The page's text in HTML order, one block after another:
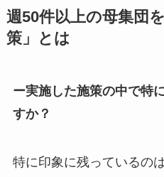
週50件以上の母集団
策」とは
ー実施した施策の中で特
すか？
特に印象に残っているのは